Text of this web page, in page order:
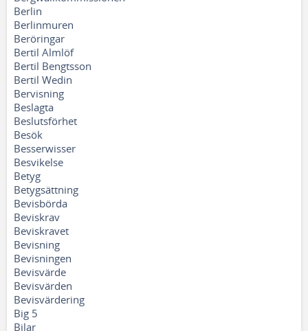
Berlin
Berlinmuren
Beröringar
Bertil Almlöf
Bertil Bengtsson
Bertil Wedin
Bervisning
Beslagta
Beslutsförhet
Besök
Besserwisser
Besvikelse
Betyg
Betygsättning
Bevisbörda
Beviskrav
Beviskravet
Bevisning
Bevisningen
Bevisvärde
Bevisvärden
Bevisvärdering
Big 5
Bilar